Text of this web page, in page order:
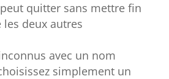
quitter sans mettre fin
les deux autres
avec un nom
simplement un